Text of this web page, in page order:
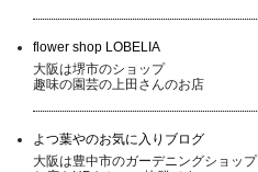
flower shop LOBELIA
大阪は堺市のショップ
趣味の園芸の上田さんのお店
よつ葉やのお気に入りブログ
大阪は豊中市のガーデニングショップ